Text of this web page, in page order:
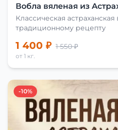
Вобла вяленая из
Классическая
традиционному рецепту
1 400 ₽ 1 550 ₽
от 1 кг.
-10%